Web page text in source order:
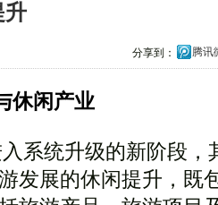
升
分享到： 腾讯
闲产业
系统升级的新阶段，
发展的休闲提升，既